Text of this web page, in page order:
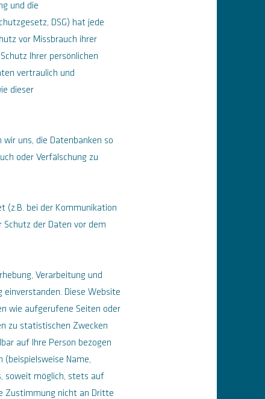
und die
DSG) hat jede
vor Missbrauch ihrer
Ihrer persönlichen
vertraulich und
dieser
uns, die Datenbanken so
oder Verfälschung zu
(z.B. bei der Kommunikation
Schutz der Daten vor dem
Verarbeitung und
einverstanden. Diese Website
wie aufgerufene Seiten oder
zu statistischen Zwecken
auf Ihre Person bezogen
(beispielsweise Name,
soweit möglich, stets auf
Zustimmung nicht an Dritte